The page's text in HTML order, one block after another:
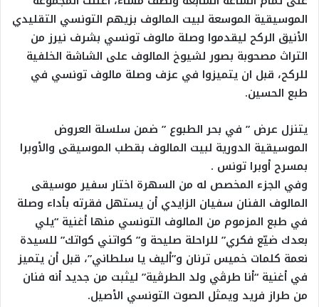
الموسيقية الموسعة لبيت المالوف بزيهم التونسي التقليدي
الأنيق الركح ليقدموا وصلة مالوف تونسي بشرف نيرز من
التراث مصحوبة بصور لشيوخ المالوف على الشاشة الخلفية
للركح، قبل ان يتميزوا في عزف وصلة مالوف تونسي في
طبع الحسين.
يتنزل عرض ” في بحر الطبوع ” ضمن سلسلة العروض
الموسيقية الدورية لبيت المالوف بقطب الموسيقى والأوبرا
بمسرح أوبرا تونس .
وفي الجزء المخصص له من السهرة اختار سفير موسيقى
المالوف الفنان سفيان الزايدي أن يستهل فقرته بأداء وصلة
في طبع المزموم من المالوف التونسي منها أغنية “يلي
بعدك ضيّع فكري” للراحلة صليحة و” كواتني كواتك” للسيدة
نعمة كلمات خميس ترنان و”أليف يا سلطاني”، قبل أن يتميز
في أغنية “أنا طرڨي ولد الطرڨية” ليثبت من جديد أنه فنان
من طراز فريد ويمثل الصوت التونسي الأصيل.